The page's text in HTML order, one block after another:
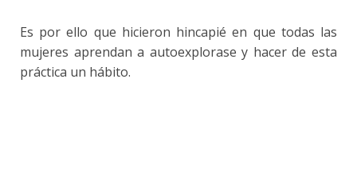
Es por ello que hicieron hincapié en que todas las
mujeres aprendan a autoexplorase y hacer de esta
práctica un hábito.